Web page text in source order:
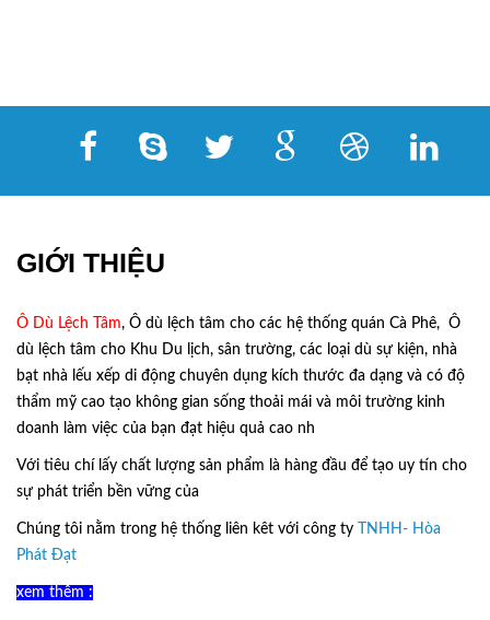
GIỚI THIỆU
Ô Dù Lệch Tâm, Ô dù lệch tâm cho các hệ thống quán Cà Phê, Ô
dù lệch tâm cho Khu Du lịch, sân trường, các loại dù sự kiện, nhà
bạt nhà lếu xếp di động chuyên dụng kích thước đa dạng và có độ
thẩm mỹ cao tạo không gian sống thoải mái và môi trường kinh
doanh làm việc của bạn đạt hiệu quả cao nh
Với tiêu chí lấy chất lượng sản phẩm là hàng đầu để tạo uy tín cho
sự phát triển bền vững của
Chúng tôi nằm trong hệ thống liên kêt với công ty TNHH- Hòa
Phát Đạt
xem thêm :